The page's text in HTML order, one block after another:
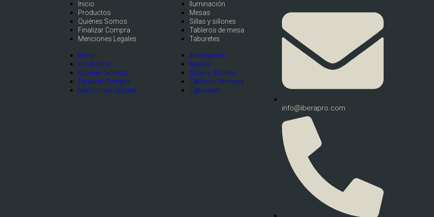
Inicio
Productos
Quiénes Somos
Finalizar Compra
Menciones Legales
Inicio
Productos
Quiénes Somos
Finalizar Compra
Menciones Legales
Iluminación
Mesas
Sillas y sillones
Tableros de mesa
Taburetes
Iluminación
Mesas
Sillas y sillones
Tableros de mesa
Taburetes
info@iberapro.com